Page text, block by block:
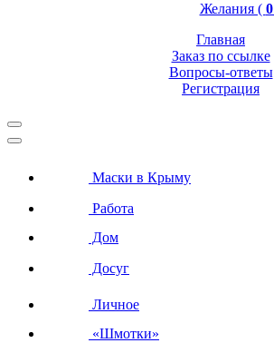
Желания ( 0
Главная
Заказ по ссылке
Вопросы-ответы
Регистрация
Маски в Крыму
Работа
Дом
Досуг
Личное
«Шмотки»